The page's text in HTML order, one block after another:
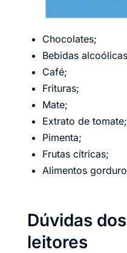
Chocolates;
Bebidas
Café;
Frituras;
Mate;
Extrato de tomate;
Pimenta;
Frutas cítricas;
Alimentos
Dúvidas
leitores